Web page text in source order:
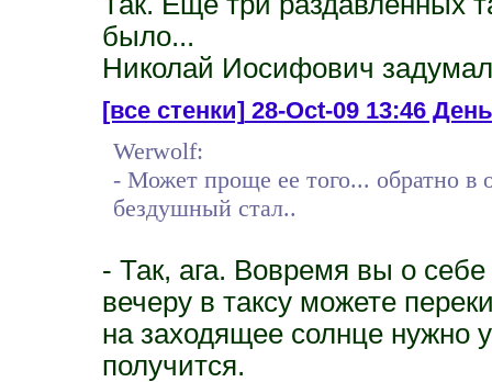
было...
Николай Иосифович
[все стенки]28-Oct-09 13:46
Werwolf:
- Может проще ее того... обратно в
бездушный стал..
- Так, ага. Вовремя вы о
вечеру в таксу можете
на заходящее солнце нужно
получится.